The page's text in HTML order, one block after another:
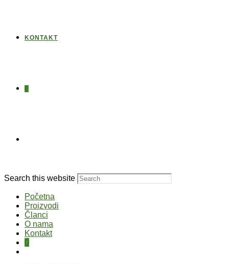
KONTAKT
0
Search this website
Početna
Proizvodi
Članci
O nama
Kontakt
0